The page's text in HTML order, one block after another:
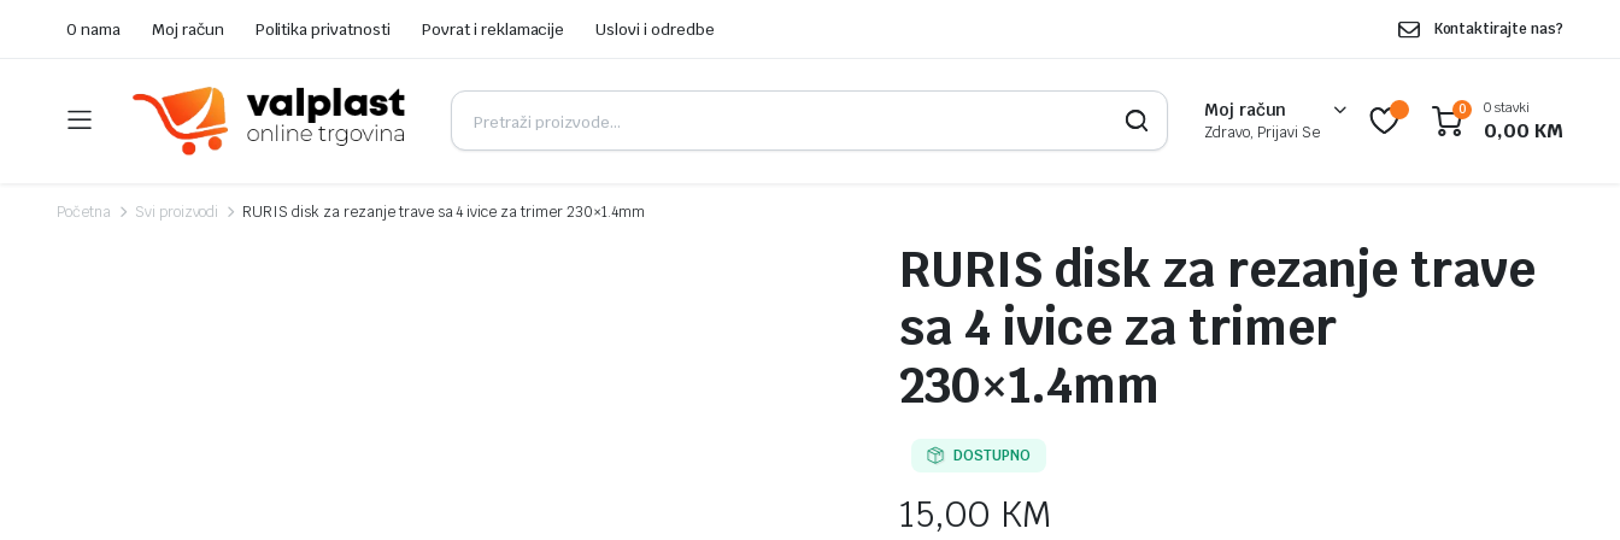
O nama Moj račun Politika privatnosti Povrat i reklamacije Uslovi i odredbe Kontaktirajte nas?
Moj račun
Zdravo, Prijavi Se
0 0 stavki
0,00 KM
Početna Svi proizvodi RURIS disk za rezanje trave sa 4 ivice za trimer 230×1.4mm
RURIS disk za rezanje trave
sa 4 ivice za trimer
230×1.4mm
DOSTUPNO
15,00 KM